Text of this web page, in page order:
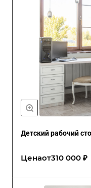
Детский рабочий
Ценаот310 000 ₽